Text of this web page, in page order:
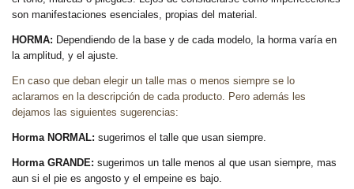
son manifestaciones esenciales, propias del material.
HORMA: Dependiendo de la base y de cada modelo, la horma varía en
la amplitud, y el ajuste.
En caso que deban elegir un talle mas o menos siempre se lo
aclaramos en la descripción de cada producto. Pero además les
dejamos las siguientes sugerencias:
Horma NORMAL: sugerimos el talle que usan siempre.
Horma GRANDE: sugerimos un talle menos al que usan siempre, mas
aun si el pie es angosto y el empeine es bajo.